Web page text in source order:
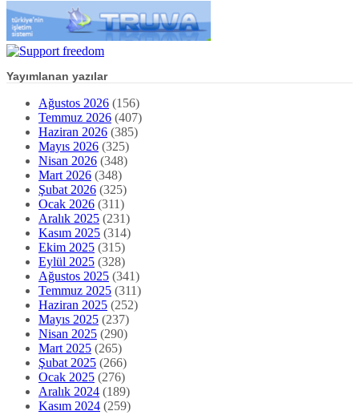
Yayımlanan yazılar
Ağustos 2026 (156)
Temmuz 2026 (407)
Haziran 2026 (385)
Mayıs 2026 (325)
Nisan 2026 (348)
Mart 2026 (348)
Şubat 2026 (325)
Ocak 2026 (311)
Aralık 2025 (231)
Kasım 2025 (314)
Ekim 2025 (315)
Eylül 2025 (328)
Ağustos 2025 (341)
Temmuz 2025 (311)
Haziran 2025 (252)
Mayıs 2025 (237)
Nisan 2025 (290)
Mart 2025 (265)
Şubat 2025 (266)
Ocak 2025 (276)
Aralık 2024 (189)
Kasım 2024 (259)